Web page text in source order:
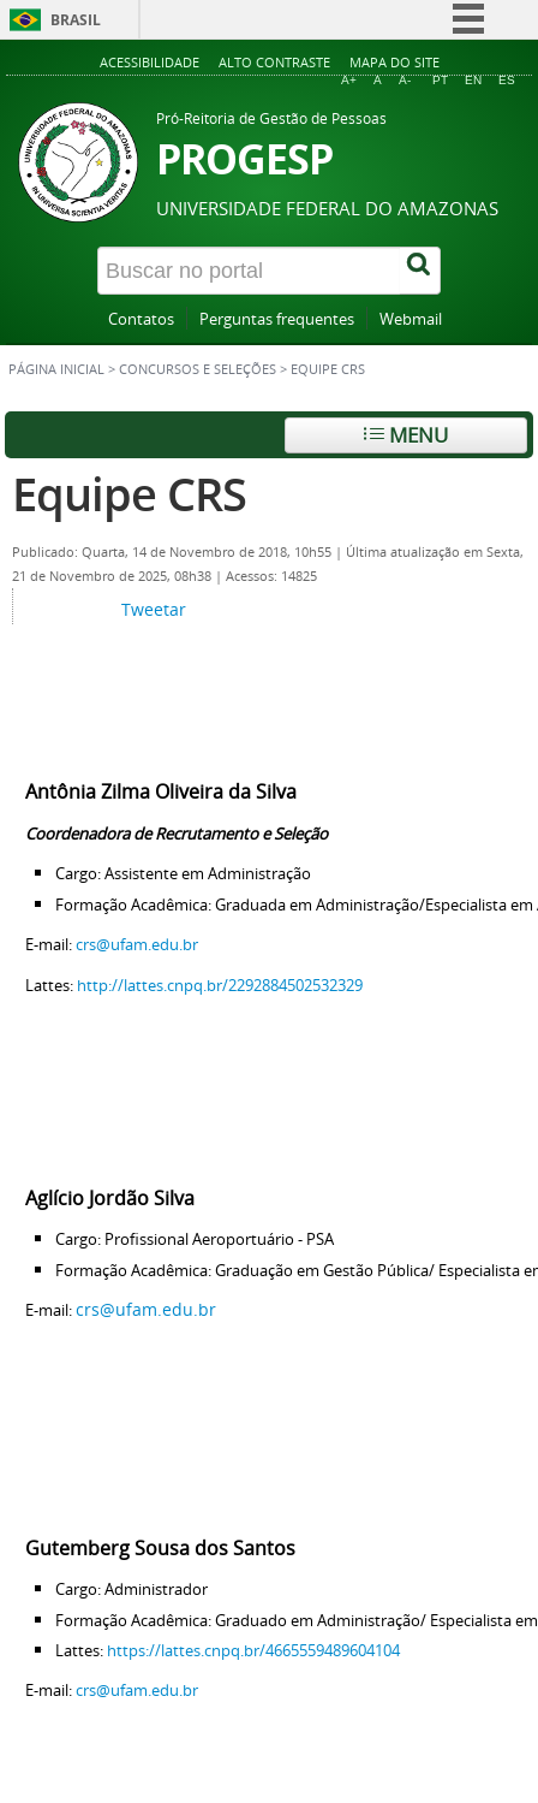
BRASIL
Simplifique!
Acesso à informação
Legislação
Canais
ACESSIBILIDADE ALTO CONTRASTE MAPA DO SITE
A+ A A- PT EN ES
Pró-Reitoria de Gestão de Pessoas
PROGESP
UNIVERSIDADE FEDERAL DO AMAZONAS
Contatos Perguntas frequentes Webmail
PÁGINA INICIAL > CONCURSOS E SELEÇÕES > EQUIPE CRS
MENU
Equipe CRS
Publicado: Quarta, 14 de Novembro de 2018, 10h55 | Última atualização em Sexta,
21 de Novembro de 2025, 08h38 | Acessos: 14825
Tweetar
Antônia Zilma Oliveira da Silva
Coordenadora de Recrutamento e Seleção
Cargo: Assistente em Administração
Formação Acadêmica: Graduada em Administração/Especialista
E-mail:crs@ufam.edu.br
Lattes: http://lattes.cnpq.br/2292884502532329
Aglício Jordão Silva
Cargo: Profissional Aeroportuário - PSA
Formação Acadêmica: Graduação em Gestão Pública/ Especialista
E-mail:crs@ufam.edu.br
Gutemberg Sousa dos Santos
Cargo: Administrador
Formação Acadêmica: Graduado em Administração/ Especialista
Lattes: https://lattes.cnpq.br/4665559489604104
E-mail:crs@ufam.edu.br